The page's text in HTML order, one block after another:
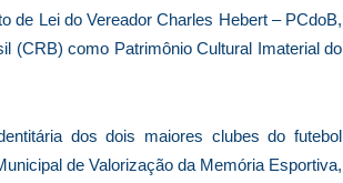
de Lei do Vereador Charles Hebert – PCdoB,
(CRB) como Patrimônio Cultural Imaterial do
dos dois maiores clubes do futebol
de Valorização da Memória Esportiva,